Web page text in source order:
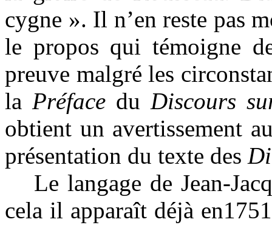
cygne ». Il n’en reste pas
le propos qui témoigne
preuve malgré les
laPréface duDiscours
obtient un avertissement
présentation du texte des
Le langage de Jean-
cela il apparaît déjà